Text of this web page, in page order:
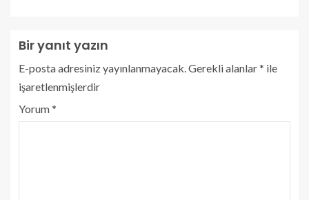
Bir yanıt yazın
E-posta adresiniz yayınlanmayacak.Gerekli alanlar* ile
işaretlenmişlerdir
Yorum*